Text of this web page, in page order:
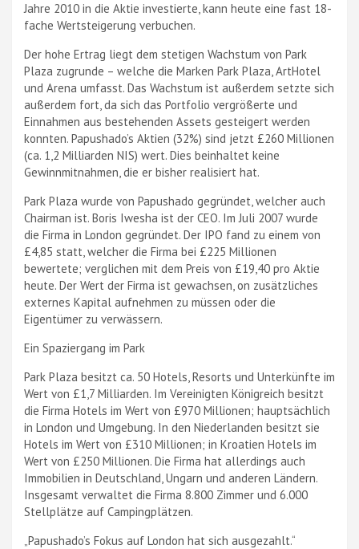
Jahre 2010 in die Aktie investierte, kann heute eine fast 18-
fache Wertsteigerung verbuchen.
Der hohe Ertrag liegt dem stetigen Wachstum von Park
Plaza zugrunde – welche die Marken Park Plaza, ArtHotel
und Arena umfasst. Das Wachstum ist außerdem setzte sich
außerdem fort, da sich das Portfolio vergrößerte und
Einnahmen aus bestehenden Assets gesteigert werden
konnten. Papushado’s Aktien (32%) sind jetzt £260 Millionen
(ca. 1,2 Milliarden NIS) wert. Dies beinhaltet keine
Gewinnmitnahmen, die er bisher realisiert hat.
Park Plaza wurde von Papushado gegründet, welcher auch
Chairman ist. Boris Iwesha ist der CEO. Im Juli 2007 wurde
die Firma in London gegründet. Der IPO fand zu einem von
£4,85 statt, welcher die Firma bei £225 Millionen
bewertete; verglichen mit dem Preis von £19,40 pro Aktie
heute. Der Wert der Firma ist gewachsen, on zusätzliches
externes Kapital aufnehmen zu müssen oder die
Eigentümer zu verwässern.
Ein Spaziergang im Park
Park Plaza besitzt ca. 50 Hotels, Resorts und Unterkünfte im
Wert von £1,7 Milliarden. Im Vereinigten Königreich besitzt
die Firma Hotels im Wert von £970 Millionen; hauptsächlich
in London und Umgebung. In den Niederlanden besitzt sie
Hotels im Wert von £310 Millionen; in Kroatien Hotels im
Wert von £250 Millionen. Die Firma hat allerdings auch
Immobilien in Deutschland, Ungarn und anderen Ländern.
Insgesamt verwaltet die Firma 8.800 Zimmer und 6.000
Stellplätze auf Campingplätzen.
„Papushado’s Fokus auf London hat sich ausgezahlt.“